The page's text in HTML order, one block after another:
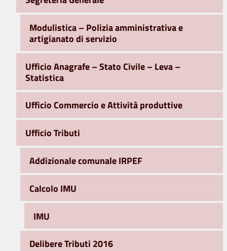
Modulistica – Polizia amministrativa e
artigianato di servizio
Ufficio Anagrafe – Stato Civile – Leva –
Statistica
Ufficio Commercio e Attività produttive
Ufficio Tributi
Addizionale comunale IRPEF
Calcolo IMU
IMU
Delibere Tributi 2016